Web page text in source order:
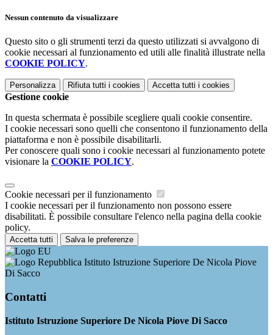
Nessun contenuto da visualizzare
Questo sito o gli strumenti terzi da questo utilizzati si avvalgono di
cookie necessari al funzionamento ed utili alle finalità illustrate nella
COOKIE POLICY.
Personalizza Rifiuta tutti i cookies Accetta tutti i cookies
Gestione cookie
In questa schermata è possibile scegliere quali cookie consentire.
I cookie necessari sono quelli che consentono il funzionamento della
piattaforma e non è possibile disabilitarli.
Per conoscere quali sono i cookie necessari al funzionamento potete
visionare la COOKIE POLICY.
Cookie necessari per il funzionamento
I cookie necessari per il funzionamento non possono essere
disabilitati. È possibile consultare l'elenco nella pagina della cookie
policy.
Accetta tutti Salva le preferenze
Istituto Istruzione Superiore De Nicola Piove
Di Sacco
Contatti
Istituto Istruzione Superiore De Nicola Piove Di Sacco